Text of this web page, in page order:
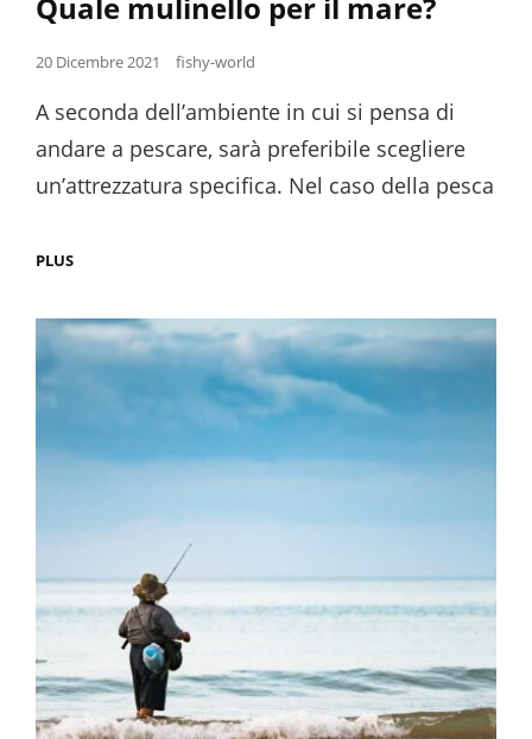
Posted
20 Dicembre 2021 fishy-world
A seconda dell’ambiente in cui si pensa di
andare a pescare, sarà preferibile scegliere
un’attrezzatura specifica. Nel caso della pesca
PLUSQUALE
IL
MARE?